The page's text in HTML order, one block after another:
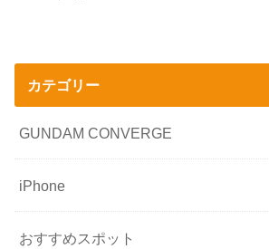
カテゴリー
GUNDAM CONVERGE
iPhone
おすすめスポット